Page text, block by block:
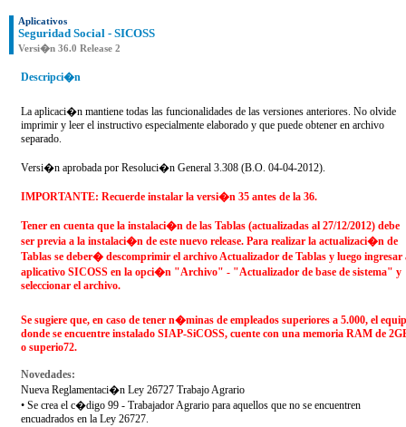
Aplicativos
Seguridad Social - SICOSS
Versi�n 36.0 Release 2
Descripci�n
La aplicaci�n mantiene todas las funcionalidades de las versiones anteriores. No olvide
imprimir y leer el instructivo especialmente elaborado y que puede obtener en archivo
separado.
Versi�n aprobada por Resoluci�n General 3.308 (B.O. 04-04-2012).
IMPORTANTE: Recuerde instalar la versi�n 35 antes de la 36.
Tener en cuenta que la instalaci�n de las Tablas (actualizadas al 27/12/2012) debe
ser previa a la instalaci�n de este nuevo release. Para realizar la actualizaci�n de
Tablas se deber� descomprimir el archivo Actualizador de Tablas y luego ingresar
aplicativo SICOSS en la opci�n "Archivo" - "Actualizador de base de sistema" y
seleccionar el archivo.
Se sugiere que, en caso de tener n�minas de empleados superiores a 5.000, el
donde se encuentre instalado SIAP-SiCOSS, cuente con una memoria RAM de
o superio72.
Novedades:
Nueva Reglamentaci�n Ley 26727 Trabajo Agrario
• Se crea el c�digo 99 - Trabajador Agrario para aquellos que no se encuentren
encuadrados en la Ley 26727.